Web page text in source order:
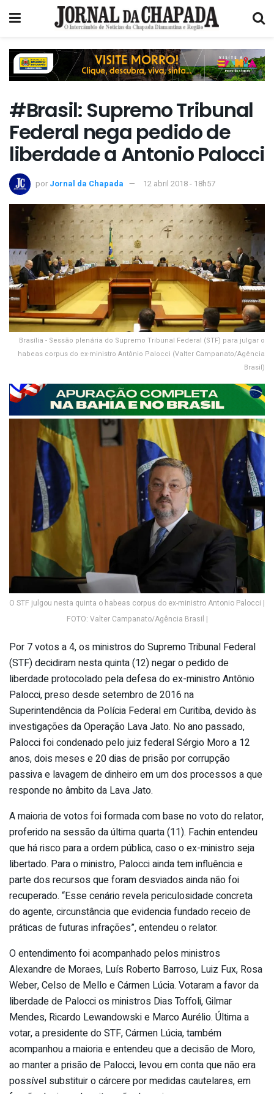
#Brasil: Supremo Tribunal
Federal nega pedido de
liberdade a Antonio Palocci
por Jornal da Chapada 12 abril 2018 - 18h57
Brasília - Sessão plenária do Supremo Tribunal Federal (STF) para julgar o
habeas corpus do ex-ministro Antônio Palocci (Valter Campanato/Agência
Brasil)
O STF julgou nesta quinta o habeas corpus do ex-ministro Antonio Palocci |
FOTO: Valter Campanato/Agência Brasil |
Por 7 votos a 4, os ministros do Supremo Tribunal Federal
(STF) decidiram nesta quinta (12) negar o pedido de
liberdade protocolado pela defesa do ex-ministro Antônio
Palocci, preso desde setembro de 2016 na
Superintendência da Polícia Federal em Curitiba, devido às
investigações da Operação Lava Jato. No ano passado,
Palocci foi condenado pelo juiz federal Sérgio Moro a 12
anos, dois meses e 20 dias de prisão por corrupção
passiva e lavagem de dinheiro em um dos processos a que
responde no âmbito da Lava Jato.
A maioria de votos foi formada com base no voto do relator,
proferido na sessão da última quarta (11). Fachin entendeu
que há risco para a ordem pública, caso o ex-ministro seja
libertado. Para o ministro, Palocci ainda tem influência e
parte dos recursos que foram desviados ainda não foi
recuperado. “Esse cenário revela periculosidade concreta
do agente, circunstância que evidencia fundado receio de
práticas de futuras infrações”, entendeu o relator.
O entendimento foi acompanhado pelos ministros
Alexandre de Moraes, Luís Roberto Barroso, Luiz Fux, Rosa
Weber, Celso de Mello e Cármen Lúcia. Votaram a favor da
liberdade de Palocci os ministros Dias Toffoli, Gilmar
Mendes, Ricardo Lewandowski e Marco Aurélio. Última a
votar, a presidente do STF, Cármen Lúcia, também
acompanhou a maioria e entendeu que a decisão de Moro,
ao manter a prisão de Palocci, levou em conta que não era
possível substituir o cárcere por medidas cautelares, em